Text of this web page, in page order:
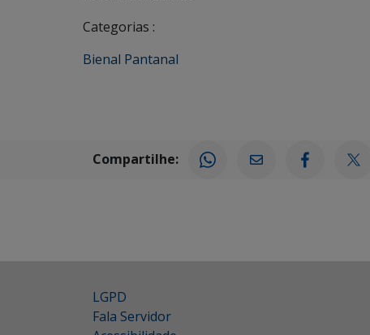
Categorias :
Bienal Pantanal
Compartilhe:
LGPD
Fala Servidor